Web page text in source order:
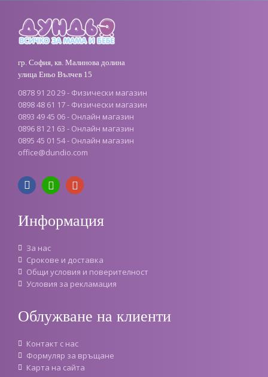
гр. София, кв. Малинова долина
улица Еньо Вълчев 15
0878 91 20 29 - Физически магазин
0898 48 61 17 - Физически магазин
0893 49 45 06 - Онлайн магазин
0896 81 21 63 - Онлайн магазин
0895 45 01 54 - Онлайн магазин
office@dundio.com
Информация
За нас
Срокове и доставка
Oбщи условия и поверителност
Условия за рекламация
Облужване на клиенти
Контакт с нас
Формуляр за връщане
Карта на сайта